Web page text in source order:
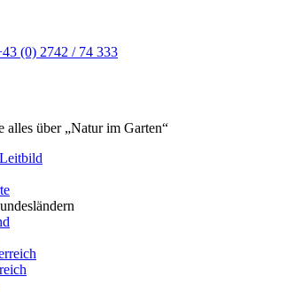
(0) 2742 / 74 333
alles über „Natur im Garten“